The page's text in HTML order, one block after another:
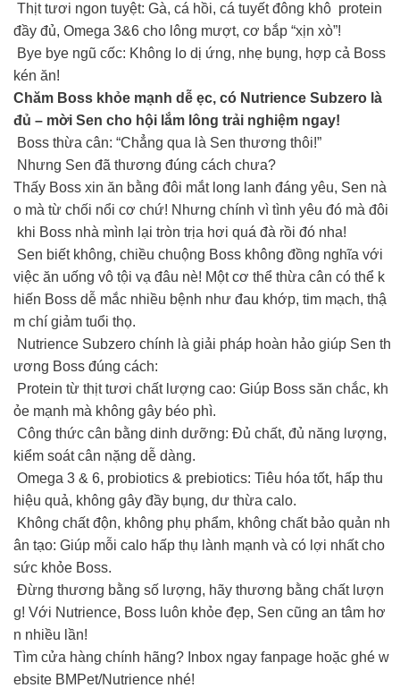
Thịt tươi ngon tuyệt: Gà, cá hồi, cá tuyết đông khô protein
đầy đủ, Omega 3&6 cho lông mượt, cơ bắp “xịn xò”!
Bye bye ngũ cốc: Không lo dị ứng, nhẹ bụng, hợp cả Boss
kén ăn!
Chăm Boss khỏe mạnh dễ ẹc, có Nutrience Subzero là
đủ – mời Sen cho hội lắm lông trải nghiệm ngay!
Boss thừa cân: “Chẳng qua là Sen thương thôi!”
Nhưng Sen đã thương đúng cách chưa?
Thấy Boss xin ăn bằng đôi mắt long lanh đáng yêu, Sen nà
o mà từ chối nổi cơ chứ! Nhưng chính vì tình yêu đó mà đôi
khi Boss nhà mình lại tròn trịa hơi quá đà rồi đó nha!
Sen biết không, chiều chuộng Boss không đồng nghĩa với
việc ăn uống vô tội vạ đâu nè! Một cơ thể thừa cân có thể k
hiến Boss dễ mắc nhiều bệnh như đau khớp, tim mạch, thậ
m chí giảm tuổi thọ.
Nutrience Subzero chính là giải pháp hoàn hảo giúp Sen th
ương Boss đúng cách:
Protein từ thịt tươi chất lượng cao: Giúp Boss săn chắc, kh
ỏe mạnh mà không gây béo phì.
Công thức cân bằng dinh dưỡng: Đủ chất, đủ năng lượng,
kiểm soát cân nặng dễ dàng.
Omega 3 & 6, probiotics & prebiotics: Tiêu hóa tốt, hấp thu
hiệu quả, không gây đầy bụng, dư thừa calo.
Không chất độn, không phụ phẩm, không chất bảo quản nh
ân tạo: Giúp mỗi calo hấp thụ lành mạnh và có lợi nhất cho
sức khỏe Boss.
Đừng thương bằng số lượng, hãy thương bằng chất lượn
g! Với Nutrience, Boss luôn khỏe đẹp, Sen cũng an tâm hơ
n nhiều lần!
Tìm cửa hàng chính hãng? Inbox ngay fanpage hoặc ghé w
ebsite BMPet/Nutrience nhé!